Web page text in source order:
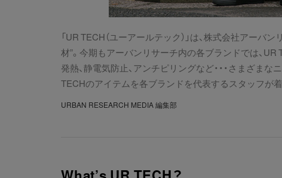
「UR TECH（ユーアールテック）」は、株式会社アー
材”。今期もアーバンリサーチ内の各ブランドでは、
発熱、静電気防止、アンチピリングなど・・・さまざま
TECHのアイテムを各ブランドを代表するスタッフが着
URBAN RESEARCH MEDIA 編集部